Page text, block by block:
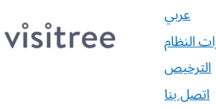
عربي
النظام
الترخيص
اتصل بنا